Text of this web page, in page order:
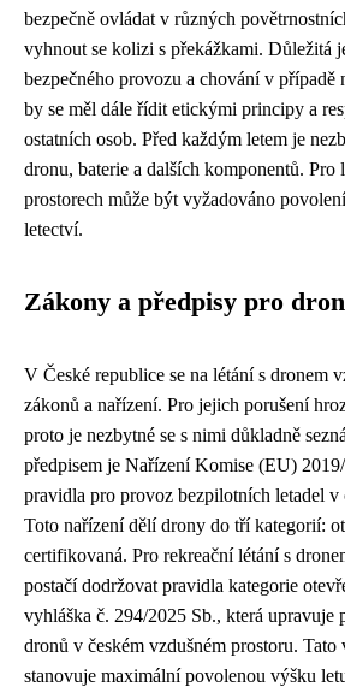
bezpečně ovládat v různých
vyhnout se kolizi s překážkami. Důležitá
bezpečného provozu a chování v případě
by se měl dále řídit etickými principy a
ostatních osob. Před každým letem je
dronu, baterie a dalších komponentů. Pro
prostorech může být vyžadováno
letectví.
Zákony a předpisy pro
V České republice se na létání s dronem
zákonů a nařízení. Pro jejich porušení
proto je nezbytné se s nimi důkladně
předpisem je Nařízení Komise (EU)
pravidla pro provoz bezpilotních letadel v
Toto nařízení dělí drony do tří kategorií:
certifikovaná. Pro rekreační létání s
postačí dodržovat pravidla kategorie
vyhláška č. 294/2025 Sb., která upravuje
dronů v českém vzdušném prostoru. Tato
stanovuje maximální povolenou výšku